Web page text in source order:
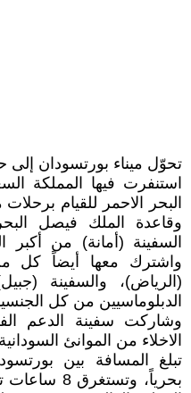
تحوّل ميناء بورتسودان إلى
استنفرت فيها المملكة
البحر الاحمر للقيام
وقاعدة الملك فيصل
السفينة (أمانة) من أكبر
واشترك معها أيضاً كل من
(الرياض)، والسفينة
الدبلوماسيين من كل
الاخلاء من الموانئ
بحرياً،